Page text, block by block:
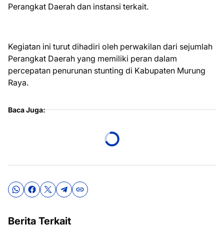
Perangkat Daerah dan instansi terkait.
Kegiatan ini turut dihadiri oleh perwakilan dari sejumlah
Perangkat Daerah yang memiliki peran dalam
percepatan penurunan stunting di Kabupaten Murung
Raya.
Baca Juga:
Berita Terkait